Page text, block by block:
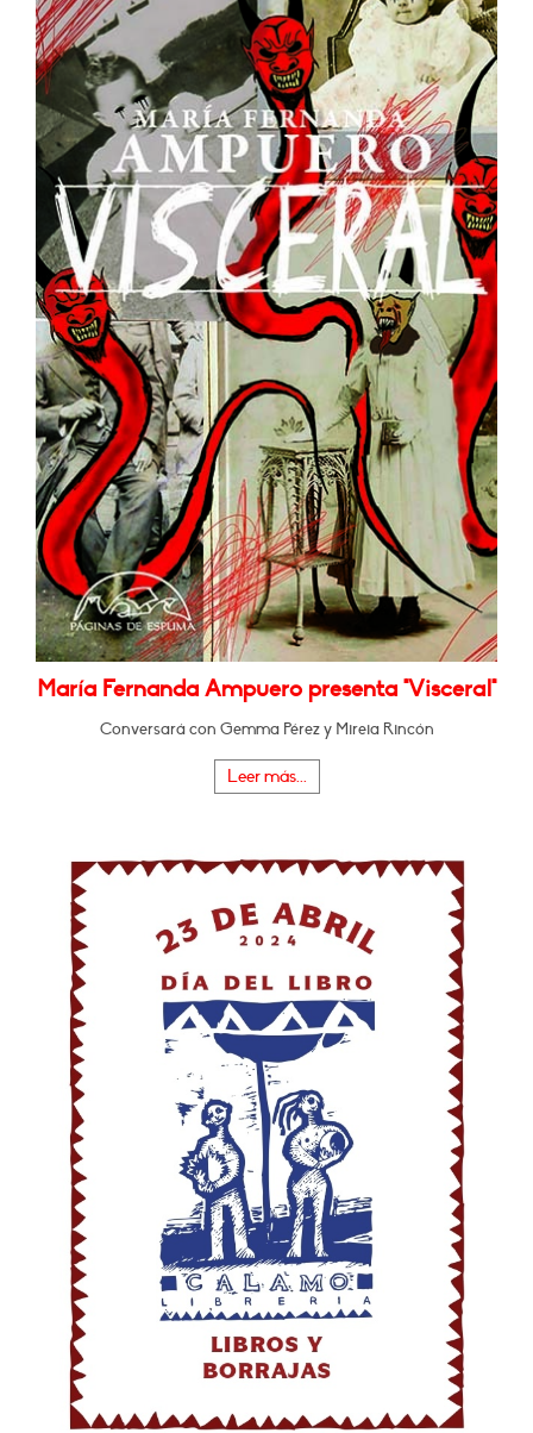
María Fernanda Ampuero presenta "Visceral"
Conversará con Gemma Pérez y Mireia Rincón
Leer más...